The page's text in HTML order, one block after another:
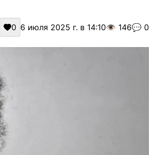
0 6 июля 2025 г. в 14:10👁️ 146💬 0